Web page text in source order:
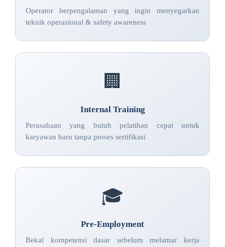
Operator berpengalaman yang ingin menyegarkan
teknik operasional & safety awareness
🏢
Internal Training
Perusahaan yang butuh pelatihan cepat untuk
karyawan baru tanpa proses sertifikasi
🎓
Pre-Employment
Bekal kompetensi dasar sebelum melamar kerja